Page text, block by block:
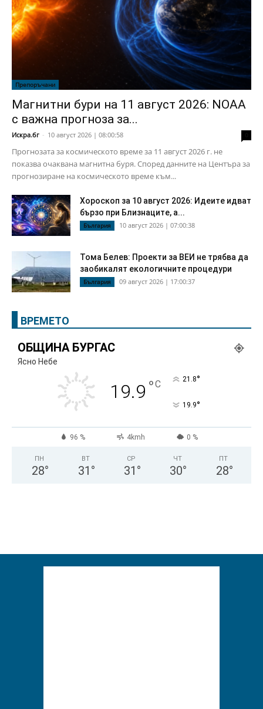
Препоръчани
Магнитни бури на 11 август 2026: NOAA
с важна прогноза за...
Искра.бг - 10 август 2026 | 08:00:58
Прогнозата за космическото време за 11 август 2026 г. не
показва очаквана магнитна буря. Според данните на Центъра за
прогнозиране на космическото време към...
Хороскоп за 10 август 2026: Идеите идват
бързо при Близнаците, а...
България 10 август 2026 | 07:00:38
Тома Белев: Проекти за ВЕИ не трябва да
заобикалят екологичните процедури
България 09 август 2026 | 17:00:37
ВРЕМЕТО
ОБЩИНА БУРГАС
Ясно Небе
19.9 °C 21.8°
19.9°
96 % 4kmh 0 %
ПН
28°
ВТ
31 °
СР
31 °
ЧТ
30°
ПТ
28°